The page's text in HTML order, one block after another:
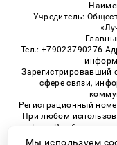
Учредитель:
Тел.: +79023790276
Зарегистрировавший
сфере связи,
Регистрационный
При любом
Town.Ru
только при
Мы используем